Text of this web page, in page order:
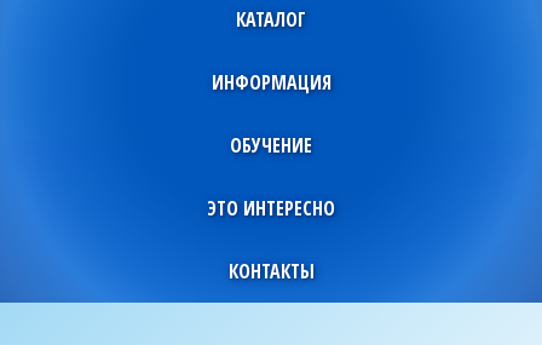
КАТАЛОГ
ИНФОРМАЦИЯ
ОБУЧЕНИЕ
ЭТО ИНТЕРЕСНО
КОНТАКТЫ